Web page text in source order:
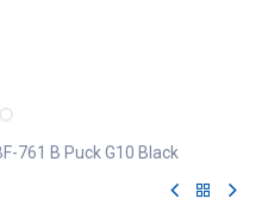
761 B Puck G10 Black